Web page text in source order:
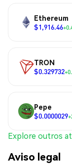
Ethereum
$1,916.46
TRON
$0.329732
Pepe
$0.0000029
Explore outros
Aviso legal